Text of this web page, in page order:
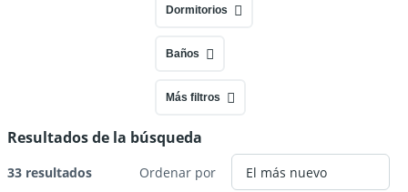
Dormitorios
Baños
Más filtros
Resultados de la búsqueda
33 resultados Ordenar por